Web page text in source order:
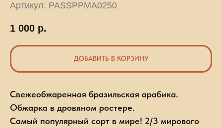
Артикул: PASSPPMA0250
1 000 р.
ДОБАВИТЬ В КОРЗИНУ
Свежеобжаренная бразильская арабика.
Обжарка в дровяном ростере.
Самый популярный сорт в мире! 2/3 мирового